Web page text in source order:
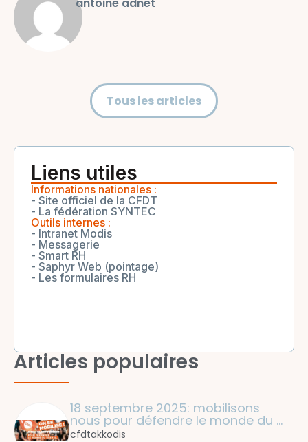
antoine adnet
Tous les articles
Liens utiles
Informations nationales :
- Site officiel de la CFDT
- La fédération SYNTEC
Outils internes :
- Intranet Modis
- Messagerie
- Smart RH
- Saphyr Web (pointage)
- Les formulaires RH
Articles populaires
18 septembre 2025: mobilisons
nous pour défendre le monde du
travail !
cfdtakkodis